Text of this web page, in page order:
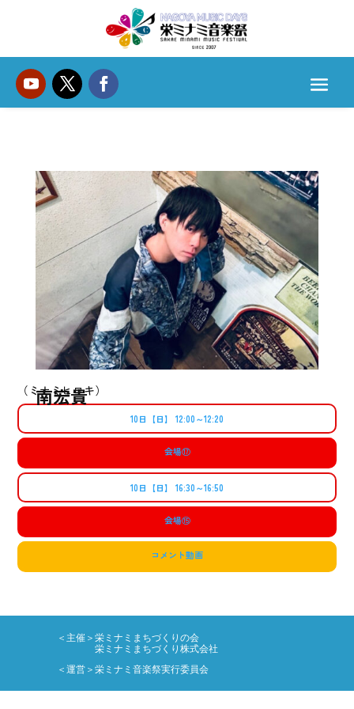
南宏貴
（ミナミヒロキ）
10日【日】 12:00～12:20
会場⑰
10日【日】 16:30～16:50
会場⑮
コメント動画
＜主催＞栄ミナミまちづくりの会
栄ミナミまちづくり株式会社
＜運営＞栄ミナミ音楽祭実行委員会